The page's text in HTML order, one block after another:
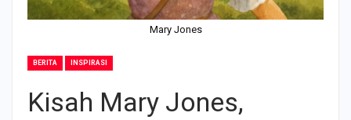
Mary Jones
BERITA INSPIRASI
Kisah Mary Jones,